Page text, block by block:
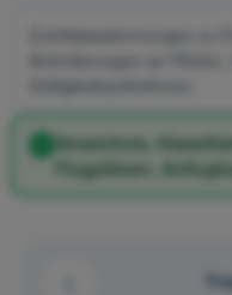
Verzeichnis,
Flugplätzen,